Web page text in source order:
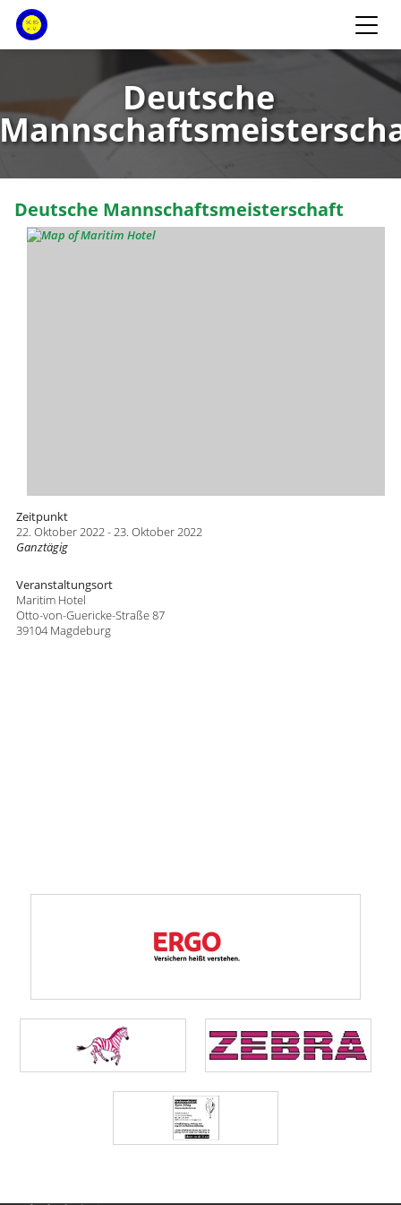
Deutsche
Deutsche Mannschaftsmeisterschaft
Zeitpunkt
22. Oktober 2022 - 23. Oktober 2022
Ganztägig
Veranstaltungsort
Maritim Hotel
Otto-von-Guericke-Straße 87
39104 Magdeburg